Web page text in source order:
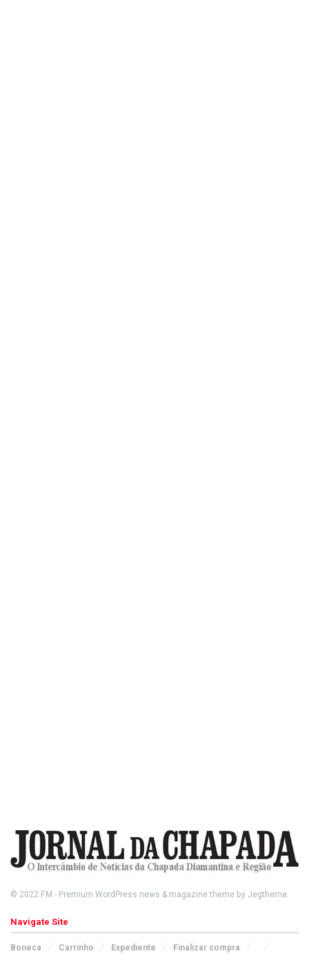
© 2022 FM - Premium WordPress news & magazine theme by Jegtheme.
Navigate Site
Boneca Carrinho Expediente Finalizar compra